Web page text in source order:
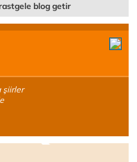
blog getir
şiirler